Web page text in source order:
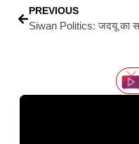
PREVIOUS